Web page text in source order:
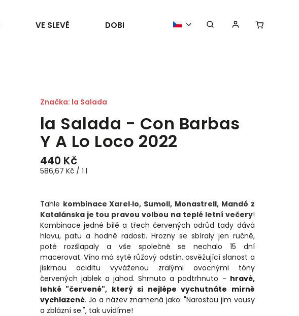
VE SLEVĚ DOBROTY POŘÁDÁME
la Salada - Con Barbas
Y A Lo Loco 2022
440 Kč
586,67 Kč / 1 l
Tahle kombinaceXarel·lo, Sumoll, Monastrell, Mandó z
Katalánska je tou pravou volbou na teplé letní večery!
Kombinace jedné bílé a třech červených odrůd tady dává
hlavu, patu a hodně radosti. Hrozny se sbíraly jen ručně,
poté rozšlapaly a vše společně se nechalo 15 dní
macerovat. Víno má sytě růžový odstín, osvěžující slanost a
jiskrnou aciditu vyváženou zralými ovocnými tóny
červených jablek a jahod. Shrnuto a podtrhnuto - hravé,
lehké "červené", který si nejlépe vychutnáte mírně
vychlazené. Jo a název znamená jako: "Narostou jim vousy
a zblázní se.", tak uvidíme!
Značka: la Salada